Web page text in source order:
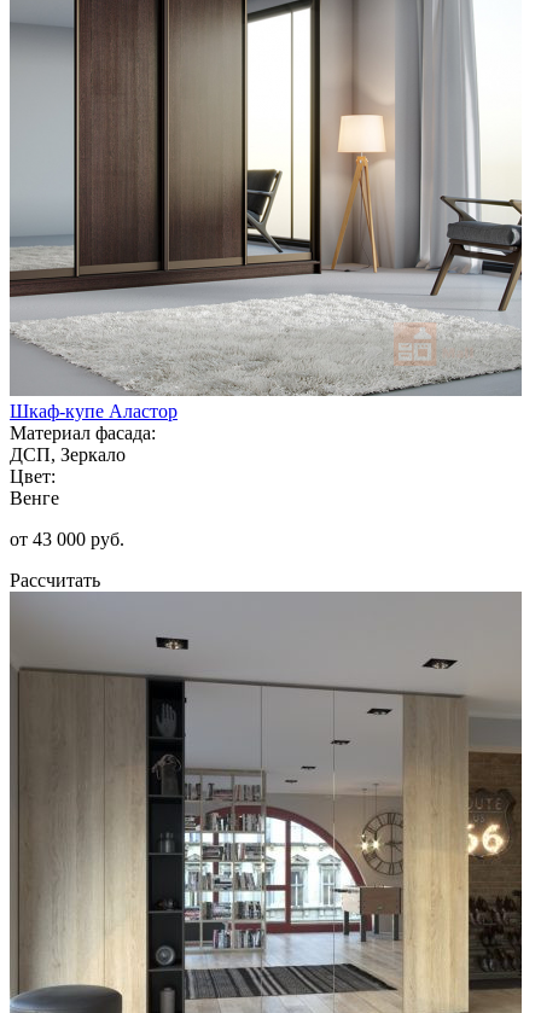
Шкаф-купе Аластор
Материал фасада:
ДСП, Зеркало
Цвет:
Венге
от 43 000 руб.
Рассчитать